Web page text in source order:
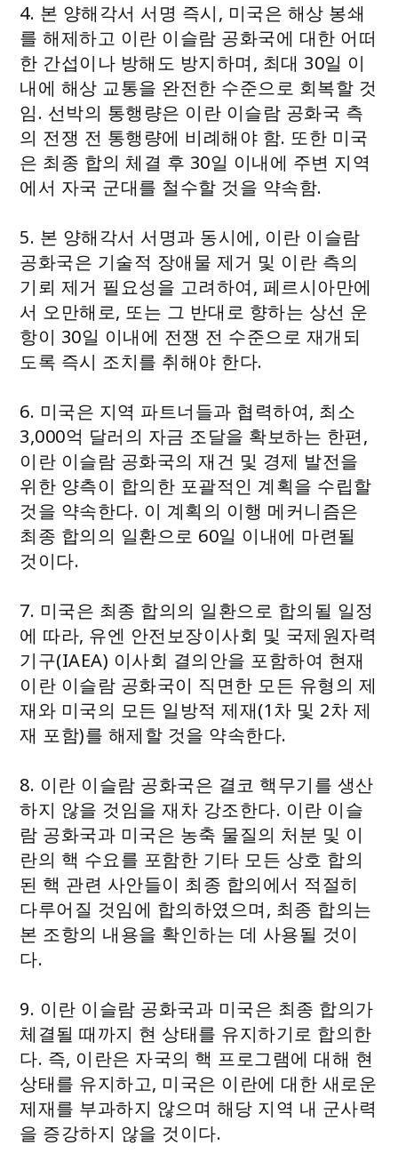
4. 본 양해각서 서명 즉시, 미국은 해상 봉쇄
를 해제하고 이란 이슬람 공화국에 대한 어떠
한 간섭이나 방해도 방지하며, 최대 30일 이
내에 해상 교통을 완전한 수준으로 회복할 것
임. 선박의 통행량은 이란 이슬람 공화국 측
의 전쟁 전 통행량에 비례해야 함. 또한 미국
은 최종 합의 체결 후 30일 이내에 주변 지역
에서 자국 군대를 철수할 것을 약속함.
5. 본 양해각서 서명과 동시에, 이란 이슬람
공화국은 기술적 장애물 제거 및 이란 측의
기뢰 제거 필요성을 고려하여, 페르시아만에
서 오만해로, 또는 그 반대로 향하는 상선 운
항이 30일 이내에 전쟁 전 수준으로 재개되
도록 즉시 조치를 취해야 한다.
6. 미국은 지역 파트너들과 협력하여, 최소
3,000억 달러의 자금 조달을 확보하는 한편,
이란 이슬람 공화국의 재건 및 경제 발전을
위한 양측이 합의한 포괄적인 계획을 수립할
것을 약속한다. 이 계획의 이행 메커니즘은
최종 합의의 일환으로 60일 이내에 마련될
것이다.
7. 미국은 최종 합의의 일환으로 합의될 일정
에 따라, 유엔 안전보장이사회 및 국제원자력
기구(IAEA) 이사회 결의안을 포함하여 현재
이란 이슬람 공화국이 직면한 모든 유형의 제
재와 미국의 모든 일방적 제재(1차 및 2차 제
재 포함)를 해제할 것을 약속한다.
8. 이란 이슬람 공화국은 결코 핵무기를 생산
하지 않을 것임을 재차 강조한다. 이란 이슬
람 공화국과 미국은 농축 물질의 처분 및 이
란의 핵 수요를 포함한 기타 모든 상호 합의
된 핵 관련 사안들이 최종 합의에서 적절히
다루어질 것임에 합의하였으며, 최종 합의는
본 조항의 내용을 확인하는 데 사용될 것이
다.
9. 이란 이슬람 공화국과 미국은 최종 합의가
체결될 때까지 현 상태를 유지하기로 합의한
다. 즉, 이란은 자국의 핵 프로그램에 대해 현
상태를 유지하고, 미국은 이란에 대한 새로운
제재를 부과하지 않으며 해당 지역 내 군사력
을 증강하지 않을 것이다.